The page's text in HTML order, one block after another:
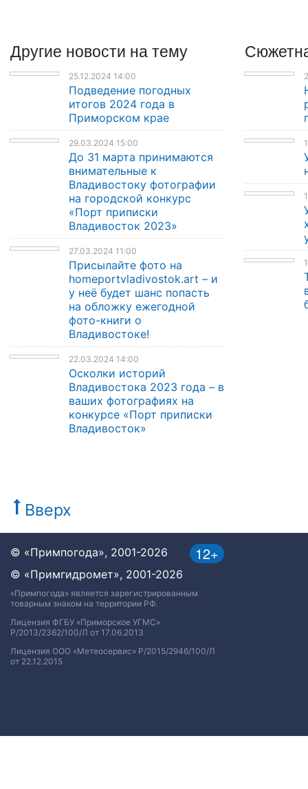
Другие новости на тему
25.12.2024 14:00
Подведение погодных
итогов 2024 года в
Приморском крае
29.03.2024 15:00
До 31 марта принимаются
внимательные к
Владивостоку фотографии
на городской конкурс
«Порт приписки
Владивосток 2023»
27.03.2024 11:00
Присылайте фото на
homeportvladivostok.art – и
у неё будет шанс попасть
на обложку ежегодной
фото-книги о
Владивостоке!
22.03.2024 14:00
Осколки историй
Владивостока 2023 года – в
ваших фотографиях на
конкурсе «Порт приписки
Владивосток»
Вверх
12+
© «Примпогода», 2001-2026
© «Примгидромет», 2001-2026
«Примпогода» является зарегистрированным
товарным знаком на территории РФ.
Лицензия ФГБУ «Приморское УГМС»
Р/2013/2362/100/Л от 17.06.2013
Лицензия ООО «Метеосервис» Р/2015/2946/100/Л
от 22.12.2015